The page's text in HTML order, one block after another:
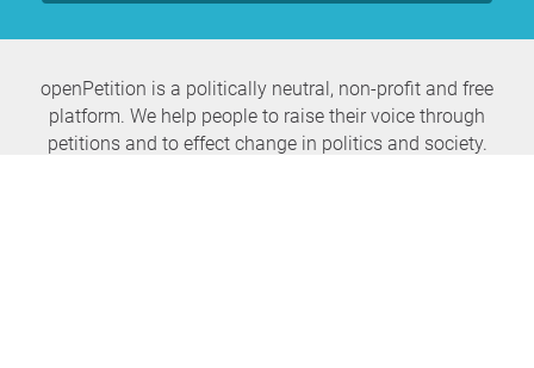
openPetition is a politically neutral, non-profit and free
platform. We help people to raise their voice through
petitions and to effect change in politics and society.